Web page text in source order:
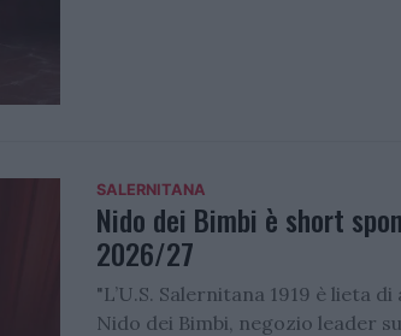
SALERNITANA
Nido dei Bimbi è short
2026/27
"L’U.S. Salernitana 1919 è lieta
Nido dei Bimbi, negozio leader